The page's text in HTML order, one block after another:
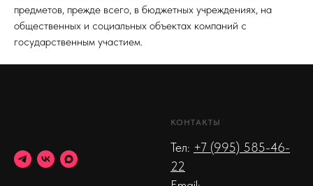
предметов, прежде всего, в бюджетных учреждениях, на
общественных и социальных объектах компаний с
государственным участием.
КОНТАКТЫ
Тел: +7 (995) 585-46-
22